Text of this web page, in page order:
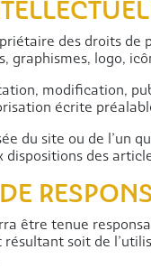
des droits
graphismes, logo,
modification,
écrite
du site ou de l’un
des
être tenue
résultant soit de